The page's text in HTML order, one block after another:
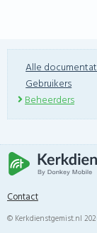
Alle
Gebruikers
Beheerders
Contact
© Kerkdienstgemist.nl